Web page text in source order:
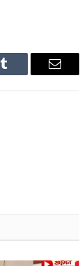
Tumblr Email